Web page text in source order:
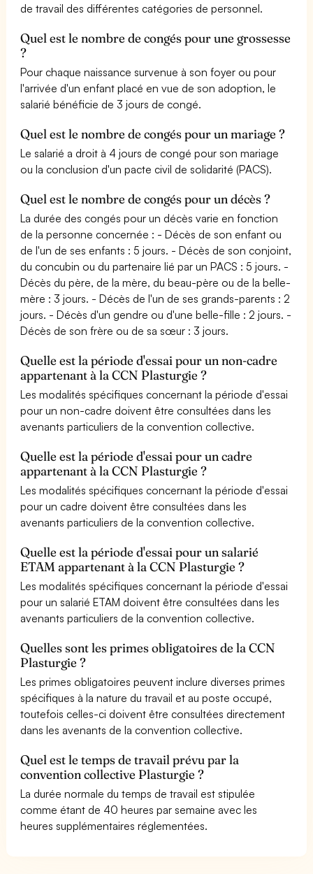
de travail des différentes catégories de personnel.
Quel est le nombre de congés pour une grossesse
?
Pour chaque naissance survenue à son foyer ou pour
l'arrivée d'un enfant placé en vue de son adoption, le
salarié bénéficie de 3 jours de congé.
Quel est le nombre de congés pour un mariage ?
Le salarié a droit à 4 jours de congé pour son mariage
ou la conclusion d'un pacte civil de solidarité (PACS).
Quel est le nombre de congés pour un décès ?
La durée des congés pour un décès varie en fonction
de la personne concernée : - Décès de son enfant ou
de l'un de ses enfants : 5 jours. - Décès de son conjoint,
du concubin ou du partenaire lié par un PACS : 5 jours. -
Décès du père, de la mère, du beau-père ou de la belle-
mère : 3 jours. - Décès de l'un de ses grands-parents : 2
jours. - Décès d'un gendre ou d'une belle-fille : 2 jours. -
Décès de son frère ou de sa sœur : 3 jours.
Quelle est la période d'essai pour un non-cadre
appartenant à la CCN Plasturgie ?
Les modalités spécifiques concernant la période d'essai
pour un non-cadre doivent être consultées dans les
avenants particuliers de la convention collective.
Quelle est la période d'essai pour un cadre
appartenant à la CCN Plasturgie ?
Les modalités spécifiques concernant la période d'essai
pour un cadre doivent être consultées dans les
avenants particuliers de la convention collective.
Quelle est la période d'essai pour un salarié
ETAM appartenant à la CCN Plasturgie ?
Les modalités spécifiques concernant la période d'essai
pour un salarié ETAM doivent être consultées dans les
avenants particuliers de la convention collective.
Quelles sont les primes obligatoires de la CCN
Plasturgie ?
Les primes obligatoires peuvent inclure diverses primes
spécifiques à la nature du travail et au poste occupé,
toutefois celles-ci doivent être consultées directement
dans les avenants de la convention collective.
Quel est le temps de travail prévu par la
convention collective Plasturgie ?
La durée normale du temps de travail est stipulée
comme étant de 40 heures par semaine avec les
heures supplémentaires réglementées.